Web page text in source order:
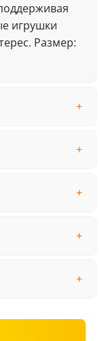
игрушки
Размер: